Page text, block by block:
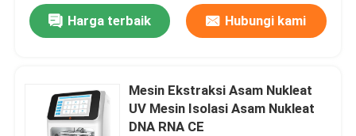
Produk
Harga terbaik Hubungi kami
Mesin Ekstraksi Asam Nukleat
UV Mesin Isolasi Asam Nukleat
DNA RNA CE